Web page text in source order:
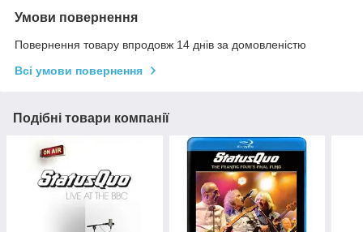
Умови повернення
Повернення товару впродовж 14 днів за домовленістю
Всі умови повернення
Подібні товари компанії